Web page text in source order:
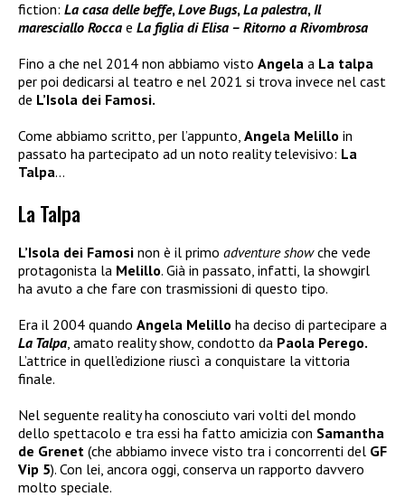
fiction: La casa delle beffe,Love Bugs,La palestra,Il
maresciallo Rocca e La figlia di Elisa – Ritorno a Rivombrosa
Fino a che nel 2014 non abbiamo visto Angela a La talpa
per poi dedicarsi al teatro e nel 2021 si trova invece nel cast
de L’Isola dei Famosi.
Come abbiamo scritto, per l’appunto, Angela Melillo in
passato ha partecipato ad un noto reality televisivo: La
Talpa…
La Talpa
L’Isola dei Famosi non è il primo adventure showche vede
protagonista la Melillo. Già in passato, infatti, la showgirl
ha avuto a che fare con trasmissioni di questo tipo.
Era il 2004 quando Angela Melillo ha deciso di partecipare a
La Talpa , amato reality show, condotto da Paola Perego.
L’attrice in quell’edizione riuscì a conquistare la vittoria
finale.
Nel seguente reality ha conosciuto vari volti del mondo
dello spettacolo e tra essi ha fatto amicizia con Samantha
de Grenet (che abbiamo invece visto tra i concorrenti del GF
Vip 5). Con lei, ancora oggi, conserva un rapporto davvero
molto speciale.